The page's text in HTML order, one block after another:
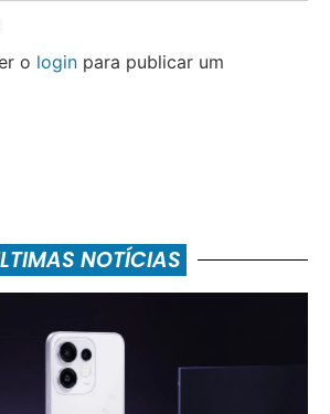
o login para publicar um
NOTÍCIAS